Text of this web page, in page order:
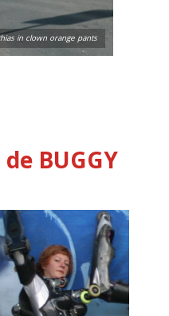
in clown orange pants
BUGGY